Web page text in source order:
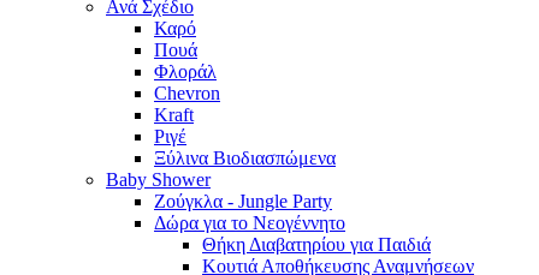
Ανά Σχέδιο
Καρό
Πουά
Φλοράλ
Chevron
Kraft
Ριγέ
Ξύλινα Βιοδιασπώμενα
Baby Shower
Ζούγκλα - Jungle Party
Δώρα για το Νεογέννητο
Θήκη Διαβατηρίου για Παιδιά
Κουτιά Αποθήκευσης Αναμνήσεων